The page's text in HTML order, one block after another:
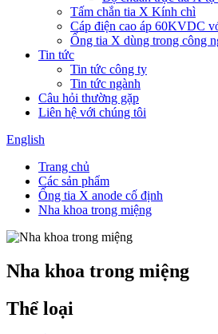
Tấm chắn tia X Kính chì
Cáp điện cao áp 60KVDC
Ống tia X dùng trong công
Tin tức
Tin tức công ty
Tin tức ngành
Câu hỏi thường gặp
Liên hệ với chúng tôi
English
Trang chủ
Các sản phẩm
Ống tia X anode cố định
Nha khoa trong miệng
Nha khoa trong miệng
Thể loại